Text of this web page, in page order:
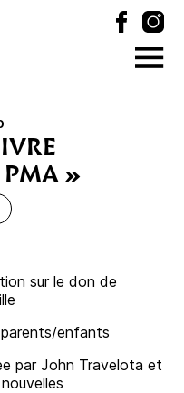
PMA »
sur le don de
enfants
par John Travelota et